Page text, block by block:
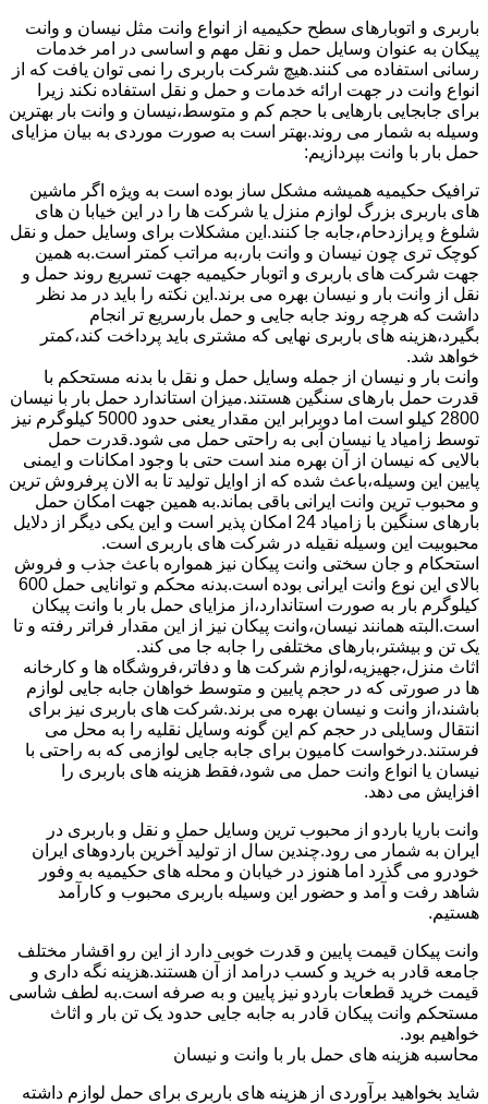
باربری و اتوبارهای سطح حکیمیه از انواع وانت مثل نیسان و وانت
پیکان به عنوان وسایل حمل و نقل مهم و اساسی در امر خدمات
رسانی استفاده می کنند.هیچ شرکت باربری را نمی توان یافت که از
انواع وانت در جهت ارائه خدمات و حمل و نقل استفاده نکند زیرا
برای جابجایی بارهایی با حجم کم و متوسط،نیسان و وانت بار بهترین
وسیله به شمار می روند.بهتر است به صورت موردی به بیان مزایای
حمل بار با وانت بپردازیم:
ترافیک حکیمیه همیشه مشکل ساز بوده است به ویژه اگر ماشین
های باربری بزرگ لوازم منزل یا شرکت ها را در این خیابا ن های
شلوغ و پرازدحام،جابه جا کنند.این مشکلات برای وسایل حمل و نقل
کوچک تری چون نیسان و وانت بار،به مراتب کمتر است.به همین
جهت شرکت های باربری و اتوبار حکیمیه جهت تسریع روند حمل و
نقل از وانت بار و نیسان بهره می برند.این نکته را باید در مد نظر
داشت که هرچه روند جابه جایی و حمل بارسریع تر انجام
بگیرد،هزینه های باربری نهایی که مشتری باید پرداخت کند،کمتر
خواهد شد.
وانت بار و نیسان از جمله وسایل حمل و نقل با بدنه مستحکم با
قدرت حمل بارهای سنگین هستند.میزان استاندارد حمل بار با نیسان
2800 کیلو است اما دوبرابر این مقدار یعنی حدود 5000 کیلوگرم نیز
توسط زامیاد یا نیسان آبی به راحتی حمل می شود.قدرت حمل
بالایی که نیسان از آن بهره مند است حتی با وجود امکانات و ایمنی
پایین این وسیله،باعث شده که از اوایل تولید تا به الان پرفروش ترین
و محبوب ترین وانت ایرانی باقی بماند.به همین جهت امکان حمل
بارهای سنگین با زامیاد 24 امکان پذیر است و این یکی دیگر از دلایل
محبوبیت این وسیله نقیله در شرکت های باربری است.
استحکام و جان سختی وانت پیکان نیز همواره باعث جذب و فروش
بالای این نوع وانت ایرانی بوده است.بدنه محکم و توانایی حمل 600
کیلوگرم بار به صورت استاندارد،از مزایای حمل بار با وانت پیکان
است.البته همانند نیسان،وانت پیکان نیز از این مقدار فراتر رفته و تا
یک تن و بیشتر،بارهای مختلفی را جابه جا می کند.
اثاث منزل،جهیزیه،لوازم شرکت ها و دفاتر،فروشگاه ها و کارخانه
ها در صورتی که در حجم پایین و متوسط خواهان جابه جایی لوازم
باشند،از وانت و نیسان بهره می برند.شرکت های باربری نیز برای
انتقال وسایلی در حجم کم این گونه وسایل نقلیه را به محل می
فرستند.درخواست کامیون برای جابه جایی لوازمی که به راحتی با
نیسان یا انواع وانت حمل می شود،فقط هزینه های باربری را
افزایش می دهد.
وانت باریا باردو از محبوب ترین وسایل حمل و نقل و باربری در
ایران به شمار می رود.چندین سال از تولید آخرین باردوهای ایران
خودرو می گذرد اما هنوز در خیابان و محله های حکیمیه به وفور
شاهد رفت و آمد و حضور این وسیله باربری محبوب و کارآمد
هستیم.
وانت پیکان قیمت پایین و قدرت خوبی دارد از این رو اقشار مختلف
جامعه قادر به خرید و کسب درامد از آن هستند.هزینه نگه داری و
قیمت خرید قطعات باردو نیز پایین و به صرفه است.به لطف شاسی
مستحکم وانت پیکان قادر به جابه جایی حدود یک تن بار و اثاث
خواهیم بود.
محاسبه هزینه های حمل بار با وانت و نیسان
شاید بخواهید برآوردی از هزینه های باربری برای حمل لوازم داشته